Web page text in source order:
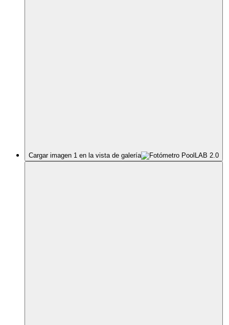
Cargar imagen 1 en la vista de galería